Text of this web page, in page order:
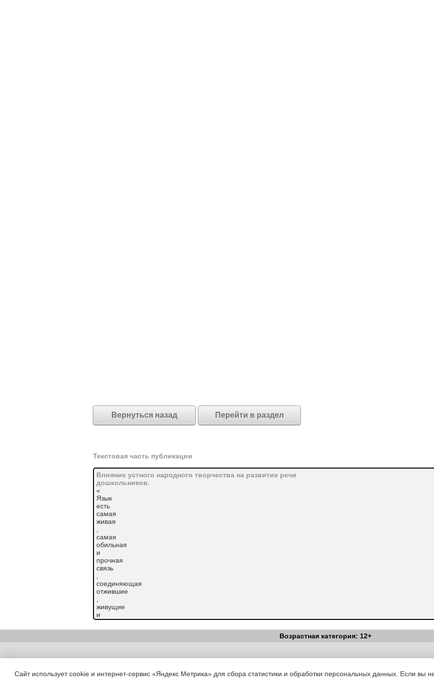
Вернуться назад Перейти в раздел
Текстовая часть публикации
Влияние устного народного творчества на развитие речи
дошкольников.
«
Язык
есть
самая
живая
самая
обильная
и
прочная
связь
соединяющая
отжившие
живущие
и
будущие
поколения
исторически
Возрастная категория: 12+
Copyright (c) |Вестник Педагога|Об издании|Условия|Политика
Сайт использует cookie и интернет-сервис «Яндекс Метрика» для сбора статистики и обработки персональных данных. Если вы